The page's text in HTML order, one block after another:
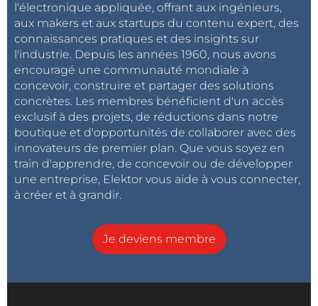
l'électronique appliquée, offrant aux ingénieurs,
aux makers et aux startups du contenu expert, des
connaissances pratiques et des insights sur
l'industrie. Depuis les années 1960, nous avons
encouragé une communauté mondiale à
concevoir, construire et partager des solutions
concrètes. Les membres bénéficient d'un accès
exclusif à des projets, de réductions dans notre
boutique et d'opportunités de collaborer avec des
innovateurs de premier plan. Que vous soyez en
train d'apprendre, de concevoir ou de développer
une entreprise, Elektor vous aide à vous connecter,
à créer et à grandir.
Je deviens membre